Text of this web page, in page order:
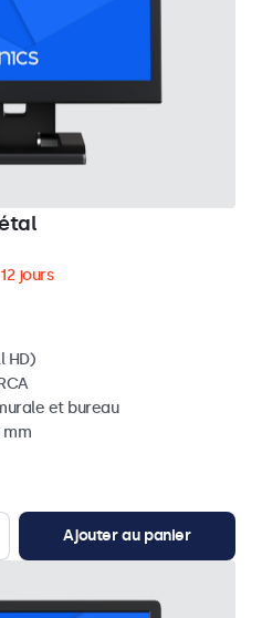
jours
HD)
et bureau
mm
Ajouter au panier